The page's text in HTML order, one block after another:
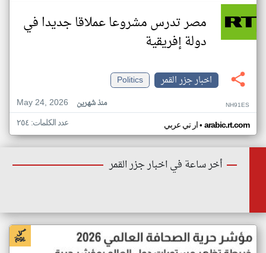
مصر تدرس مشروعا عملاقا جديدا في
دولة إفريقية
اخبار جزر القمر
Politics
May 24, 2026
منذ شهرين NH91ES
ار تي عربي• arabic.rt.com عدد الكلمات: ٢٥٤
أخر ساعة في اخبار جزر القمر